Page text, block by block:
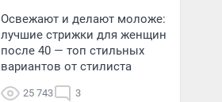
Освежают и делают моложе:
лучшие стрижки для женщин
после 40 — топ стильных
вариантов от стилиста
25 743 3